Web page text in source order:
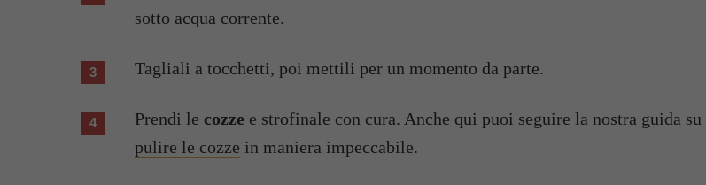
sotto acqua corrente.
Tagliali a tocchetti, poi mettili per un momento da parte.
Prendi le cozze e strofinale con cura. Anche qui puoi seguire la nostra guida su
pulire le cozze in maniera impeccabile.